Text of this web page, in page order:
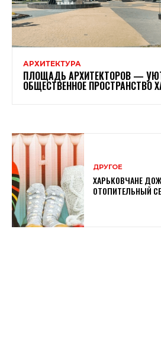
АРХИТЕКТУРА
ПЛОЩАДЬ АРХИТЕКТОРОВ —
ОБЩЕСТВЕННОЕ ПРОСТРАНСТВО
ДРУГОЕ
ХАРЬКОВЧАНЕ
ОТОПИТЕЛЬНЫЙ